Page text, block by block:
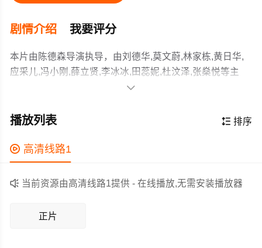
剧情介绍 我要评分
本片由陈德森导演执导，由刘德华,莫文蔚,林家栋,黄日华,
应采儿,冯小刚,薛立贤,李冰冰,田蕊妮,杜汶泽,张燊悦等主
演，故事情节跌岩起伏、扣人心弦，领广大科幻片爱好者
12岁的光仔更是比其他小孩都渴望长大，因为他的妈妈刚
现自此妈妈死后自己就不再长高，一切都是爸爸和新妈妈
的错，光仔心里一直这么认为。
作为一部 上映的科幻电影，在当期同类题材影片中具有一
定的看点，在演员表现和剧情架构上也都有不错的亮点，
剧情紧凑，角色塑造鲜明，适合喜欢科幻类电影的观众观

 排序
播放列表
 高清线路1
 当前资源由高清线路1提供 - 在线播放,无需安装播放器
正片